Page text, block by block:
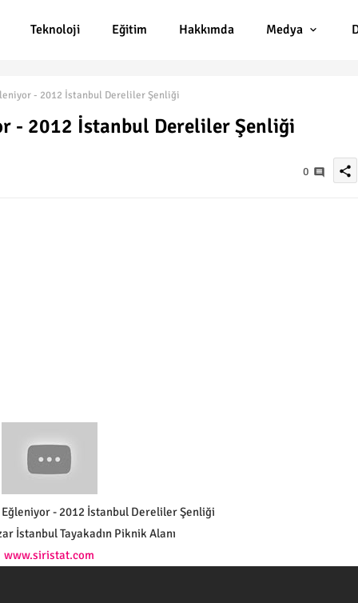
Teknoloji Eğitim Hakkımda Medya
- 2012 İstanbul Dereliler Şenliği
- 2012 İstanbul Dereliler Şenliği
0 share
- 2012 İstanbul Dereliler Şenliği
İstanbul Tayakadın Piknik Alanı
www.siristat.com